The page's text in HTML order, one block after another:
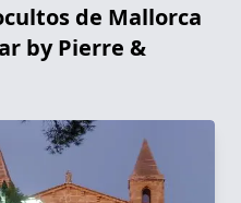
de Mallorca
by Pierre &